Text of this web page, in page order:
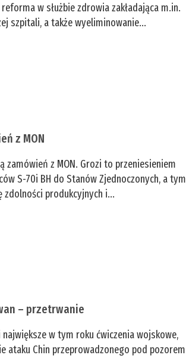
w służbie zdrowia zakładająca m.in.
szpitali, a także wyeliminowanie...
z MON
zamówień z MON. Grozi to przeniesieniem
S-70i BH do Stanów Zjednoczonych, a tym
zdolności produkcyjnych i...
– przetrwanie
w tym roku ćwiczenia wojskowe,
ataku Chin przeprowadzonego pod pozorem